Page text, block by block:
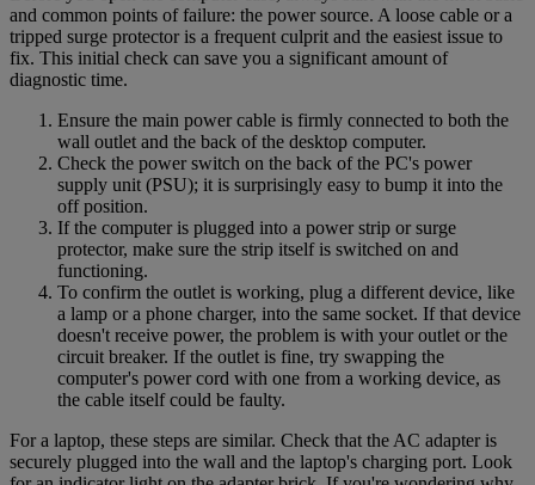
and common points of failure: the power source. A loose cable or a
tripped surge protector is a frequent culprit and the easiest issue to
fix. This initial check can save you a significant amount of
diagnostic time.
Ensure the main power cable is firmly connected to both the
wall outlet and the back of the desktop computer.
Check the power switch on the back of the PC's power
supply unit (PSU); it is surprisingly easy to bump it into the
off position.
If the computer is plugged into a power strip or surge
protector, make sure the strip itself is switched on and
functioning.
To confirm the outlet is working, plug a different device, like
a lamp or a phone charger, into the same socket. If that device
doesn't receive power, the problem is with your outlet or the
circuit breaker. If the outlet is fine, try swapping the
computer's power cord with one from a working device, as
the cable itself could be faulty.
For a laptop, these steps are similar. Check that the AC adapter is
securely plugged into the wall and the laptop's charging port. Look